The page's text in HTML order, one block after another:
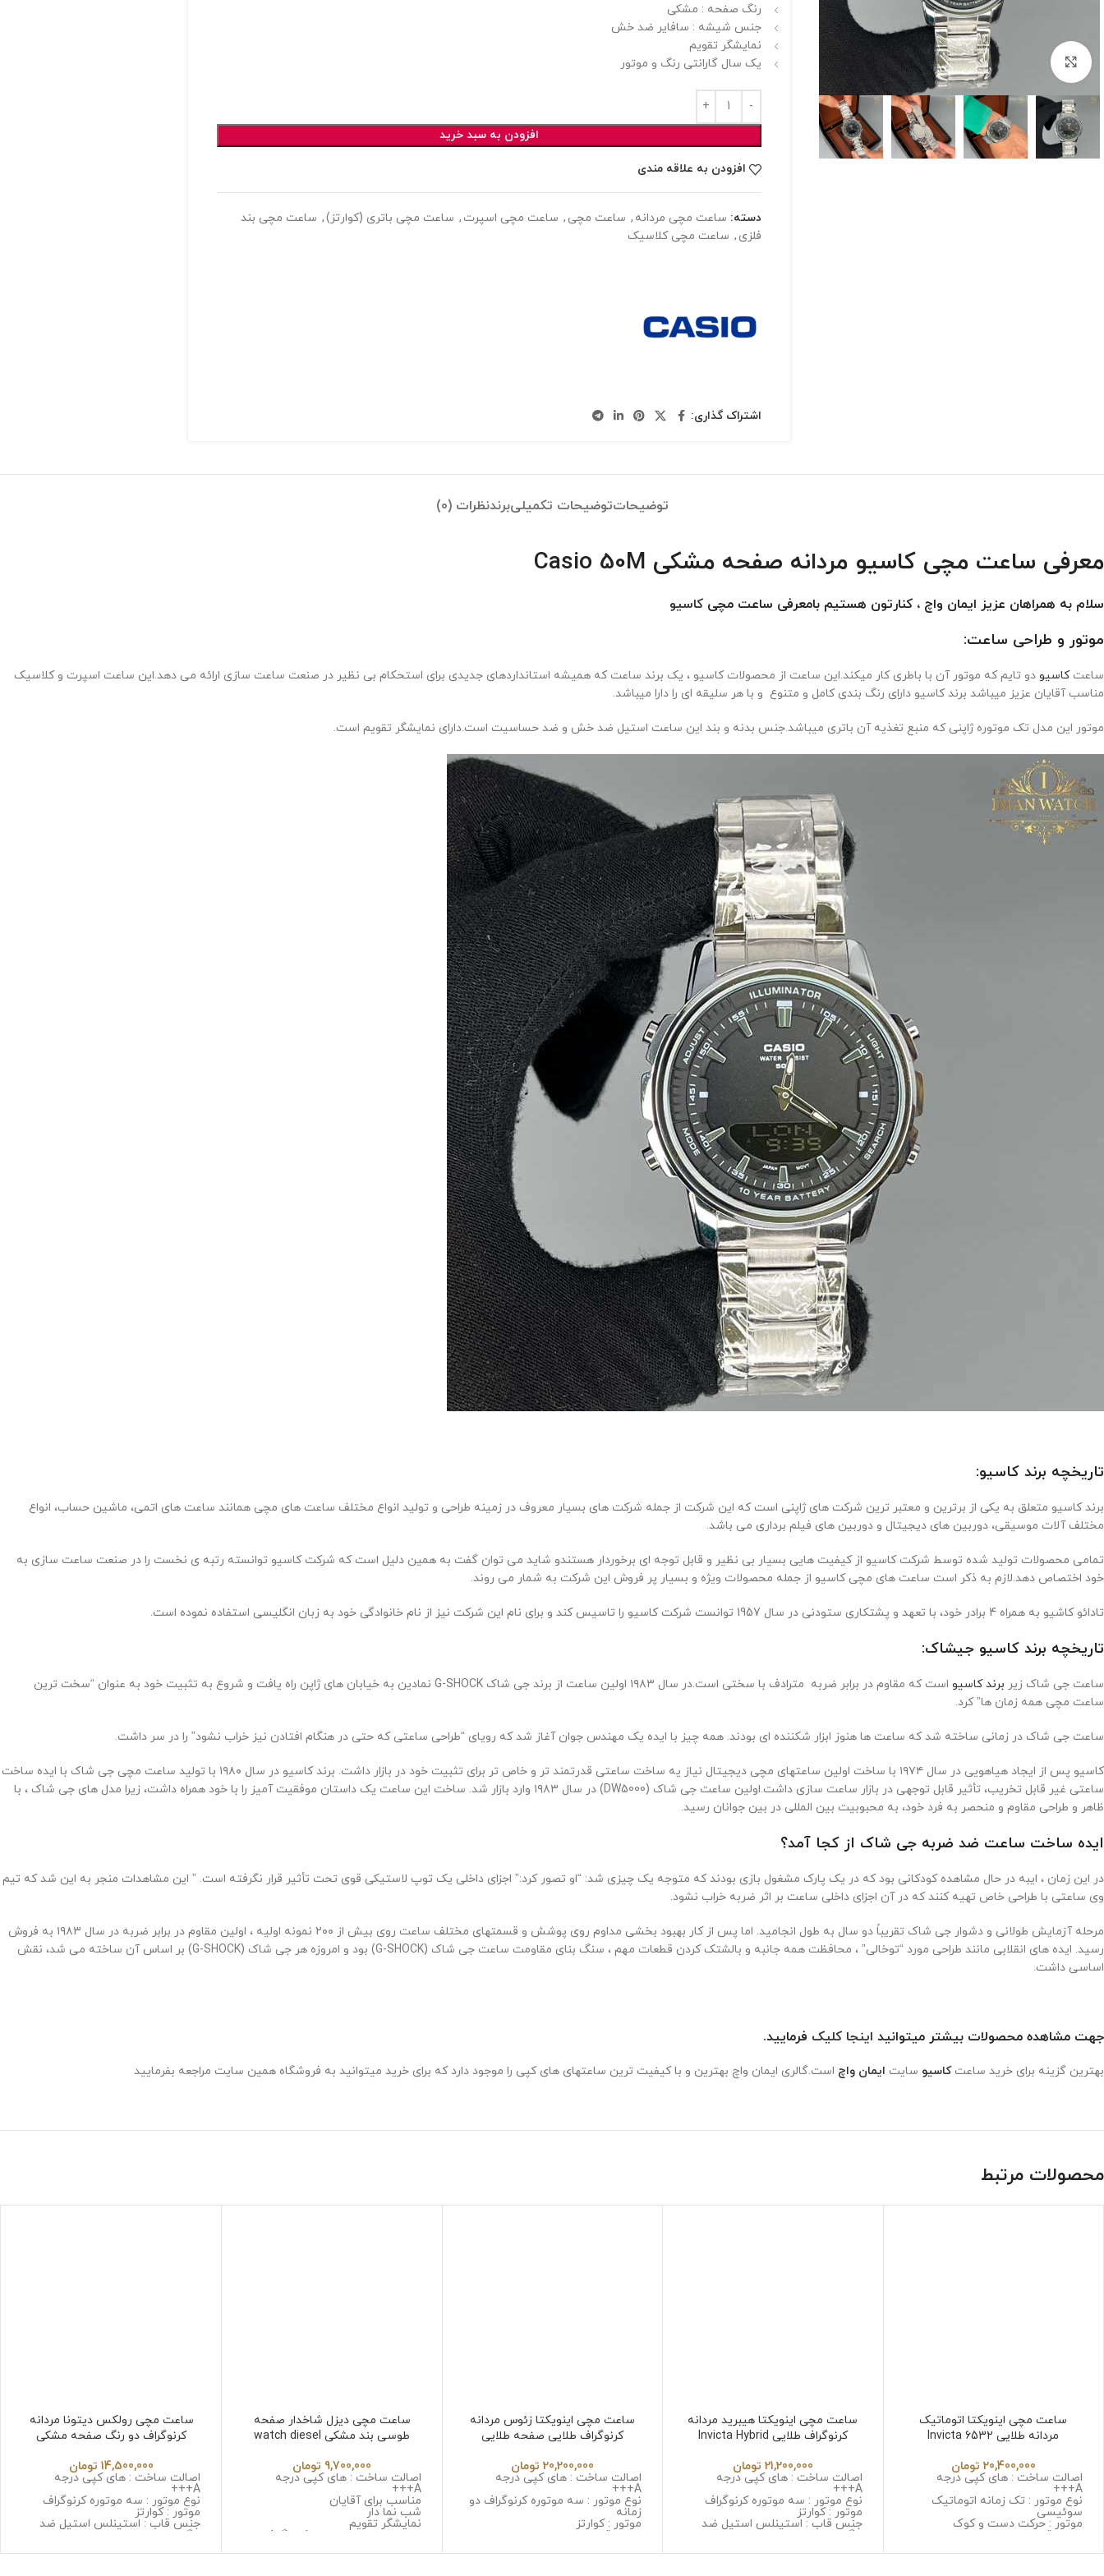
برای بزرگنمایی کلیک کنید
رنگ صفحه : مشکی
جنس شیشه : سافایر ضد خش
نمایشگر تقویم
یک سال گارانتی رنگ و موتور
افزودن به سبد خرید
افزودن به علاقه مندی
دسته: ساعت مچی مردانه , ساعت مچی , ساعت مچی اسپرت , ساعت مچی باتری (کوارتز), ساعت مچی بند
فلزی , ساعت مچی کلاسیک
اشتراک گذاری:
توضیحاتتوضیحات تکمیلیبرندنظرات (0)
معرفی ساعت مچی کاسیو مردانه صفحه مشکی Casio 50M
سلام به همراهان عزیز ایمان واچ ، کنارتون هستیم بامعرفی ساعت مچی کاسیو
موتور و طراحی ساعت:
ساعتکاسیو دو تایم که موتور آن با باطری کار میکند.این ساعت از محصولات کاسیو ، یک برند ساعت که همیشه استانداردهای جدیدی برای استحکام بی نظیر در صنعت ساعت سازی ارائه می دهد.این ساعت اسپرت و کلاسیک
مناسب آقایان عزیز میباشد برند کاسیو دارای رنگ بندی کامل و متنوع و با هر سلیقه ای را دارا میباشد.
موتور این مدل تک موتوره ژاپنی که منبع تغذیه آن باتری میباشد.جنس بدنه و بند این ساعت استیل ضد خش و ضد حساسیت است.دارای نمایشگر تقویم است.
تاریخچه برند کاسیو:
برند کاسیو متعلق به یکی از برترین و معتبر ترین شرکت های ژاپنی است که این شرکت از جمله شرکت های بسیار معروف در زمینه طراحی و تولید انواع مختلف ساعت های مچی همانند ساعت های اتمی، ماشین حساب، انواع
مختلف آلات موسیقی، دوربین های دیجیتال و دوربین های فیلم برداری می باشد.
تمامی محصولات تولید شده توسط شرکت کاسیو از کیفیت هایی بسیار بی نظیر و قابل توجه ای برخوردار هستندو شاید می توان گفت به همین دلیل است که شرکت کاسیو توانسته رتبه ی نخست را در صنعت ساعت سازی به
خود اختصاص دهد.لازم به ذکر است ساعت های مچی کاسیو از جمله محصولات ویژه و بسیار پر فروش این شرکت به شمار می روند.
تادائو کاشیو به همراه 4 برادر خود، با تعهد و پشتکاری ستودنی در سال 1957 توانست شرکت کاسیو را تاسیس کند و برای نام این شرکت نیز از نام خانوادگی خود به زبان انگلیسی استفاده نموده است.
تاریخچه برند کاسیو جیشاک:
ساعت جی شاک زیر برند کاسیو
است که مقاوم در برابر ضربه مترادف با سختی است.در سال ۱۹۸۳ اولین ساعت از برند جی شاک G-SHOCK نمادین به خیابان های ژاپن راه یافت و شروع به تثبیت خود به عنوان “سخت ترین
ساعت مچی همه زمان ها” کرد.
ساعت جی شاک در زمانی ساخته شد که ساعت ها هنوز ابزار شکننده ای بودند. همه چیز با ایده یک مهندس جوان آغاز شد که رویای “طراحی ساعتی که حتی در هنگام افتادن نیز خراب نشود” را در سر داشت.
کاسیو پس از ایجاد هیاهویی در سال ۱۹۷۴ با ساخت اولین ساعتهای مچی دیجیتال نیاز یه ساخت ساعتی قدرتمند تر و خاص تر برای تثبیت خود در بازار داشت. برند کاسیو در سال ۱۹۸۰ با تولید ساعت مچی جی شاک با ایده ساخت
ساعتی غیر قابل تخریب، تأثیر قابل توجهی در بازار ساعت سازی داشت.اولین ساعت جی شاک (DW5000) در سال ۱۹۸۳ وارد بازار شد. ساخت این ساعت یک داستان موفقیت آمیز را با خود همراه داشت، زیرا مدل های جی شاک ، با
ظاهر و طراحی مقاوم و منحصر به فرد خود، به محبوبیت بین المللی در بین جوانان رسید.
ایده ساخت ساعت ضد ضربه جی شاک از کجا آمد؟
در این زمان ، ایبه در حال مشاهده کودکانی بود که در یک پارک مشغول بازی بودند که متوجه یک چیزی شد: “او تصور کرد:” اجزای داخلی یک توپ لاستیکی قوی تحت تأثیر قرار نگرفته است. ” این مشاهدات منجر به این شد که تیم
وی ساعتی با طراحی خاص تهیه کنند که در آن اجزای داخلی ساعت بر اثر ضربه خراب نشود.
مرحله آزمایش طولانی و دشوار جی شاک تقریباً دو سال به طول انجامید. اما پس از کار بهبود بخشی مداوم روی پوشش و قسمتهای مختلف ساعت روی بیش از ۲۰۰ نمونه اولیه ، اولین مقاوم در برابر ضربه در سال ۱۹۸۳ به فروش
رسید. ایده های انقلابی مانند طراحی مورد “توخالی” ، محافظت همه جانبه و بالشتک کردن قطعات مهم ، سنگ بنای مقاومت ساعت جی شاک (G-SHOCK) بود و امروزه هر جی شاک (G-SHOCK) بر اساس آن ساخته می شد، نقش
اساسی داشت.
جهت مشاهده محصولات بیشتر میتوانید اینجا کلیک فرمایید.
بهترین گزینه برای خرید ساعتکاسیو سایت ایمان واچ است.گالری ایمان واچ بهترین و با کیفیت ترین ساعتهای های کپی را موجود دارد که برای خرید میتوانید به فروشگاه همین سایت مراجعه بفرمایید
محصولات مرتبط
ساعت مچی اینویکتا اتوماتیک
مردانه طلایی Invicta 6532
20,400,000 تومان
اصالت ساخت : های کپی درجه
A+++
نوع موتور : تک زمانه اتوماتیک
سوئیسی
موتور : حرکت دست و کوک
جنس قاب : استینلس استیل ضد
جنس شیشه : مینرال گلس با
ساعت مچی اینویکتا هیبرید مردانه
کرنوگراف طلایی Invicta Hybrid
21,200,000 تومان
اصالت ساخت : های کپی درجه
A+++
نوع موتور : سه موتوره کرنوگراف
موتور : کوارتز
جنس قاب : استینلس استیل ضد
زنگ و ضد حساسیت
جنس بند : استینلس استیل ضد زنگ
ساعت مچی اینویکتا زئوس مردانه
کرنوگراف طلایی صفحه طلایی
20,200,000 تومان
اصالت ساخت : های کپی درجه
A+++
نوع موتور : سه موتوره کرنوگراف دو
زمانه
موتور : کوارتز
جنس قاب : استینلس استیل ضد
جنس شیشه : سافایر ضد خش
ساعت مچی دیزل شاخدار صفحه
طوسی بند مشکی watch diesel
9,700,000 تومان
اصالت ساخت : های کپی درجه
A+++
مناسب برای آقایان
شب نما دار
نمایشگر تقویم
نوع موتور : سه موتوره کرنوگراف
جنس قاب : استینلس استیل ضد
ساعت مچی رولکس دیتونا مردانه
کرنوگراف دو رنگ صفحه مشکی
14,500,000 تومان
اصالت ساخت : های کپی درجه
A+++
نوع موتور : سه موتوره کرنوگراف
موتور : کوارتز
جنس قاب : استینلس استیل ضد
زنگ و ضد حساسیت
کیفیت